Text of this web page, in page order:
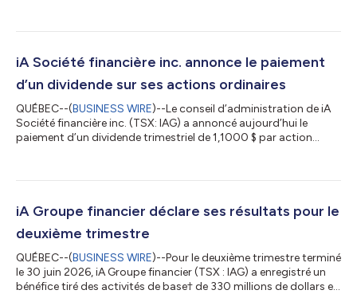
débentures ») un avis officiel et des directives en vue du rachat
débentures, en date du 24 septembre 2026, moyennant le
iA Société financière inc. annonce le paiement
d’un dividende sur ses actions ordinaires
QUÉBEC--(BUSINESS WIRE)--Le conseil d’administration de iA
Société financière inc. (TSX: IAG) a annoncé aujourd’hui le
paiement d’un dividende trimestriel de 1,1000 $ par action
actionnaires inscrits à la fermeture des bureaux le 14 août 2026.
souhaitent adhérer au régime de réinvestissement des
dividendes...
iA Groupe financier déclare ses résultats pour le
deuxième trimestre
QUÉBEC--(BUSINESS WIRE)--Pour le deuxième trimestre terminé
le 30 juin 2026, iA Groupe financier (TSX : IAG) a enregistré un
bénéfice tiré des activités de base† de 330 millions de dollars et